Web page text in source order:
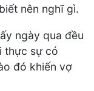
nên nghĩ gì.
ngày qua đều
thực sự có
đó khiến vợ